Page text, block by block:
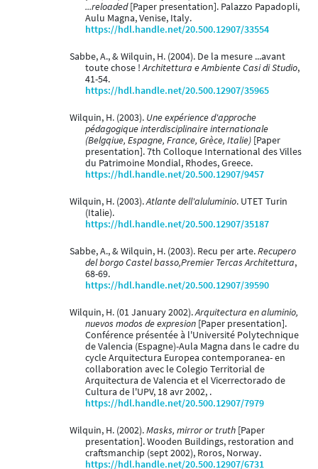
...reloaded[Paper presentation]. Palazzo Papadopli,
Aulu Magna, Venise, Italy.
https://hdl.handle.net/20.500.12907/33554
Sabbe, A., & Wilquin, H. (2004). De la mesure ...avant
toute chose !Architettura e Ambiente Casi di Studio,
41-54.
https://hdl.handle.net/20.500.12907/35965
Wilquin, H. (2003). Une expérience d'approche
pédagogique interdisciplinaire internationale
(Belgqiue, Espagne, France, Grèce, Italie) [Paper
presentation]. 7th Colloque International des Villes
du Patrimoine Mondial, Rhodes, Greece.
https://hdl.handle.net/20.500.12907/9457
Wilquin, H. (2003).Atlante dell'aluluminio. UTET Turin
(Italie).
https://hdl.handle.net/20.500.12907/35187
Sabbe, A., & Wilquin, H. (2003). Recu per arte.Recupero
del borgo Castel basso,Premier Tercas Architettura,
68-69.
https://hdl.handle.net/20.500.12907/39590
Wilquin, H. (01 January 2002).Arquitectura en aluminio,
nuevos modos de expresion [Paper presentation].
Conférence présentée à l'Université Polytechnique
de Valencia (Espagne)-Aula Magna dans le cadre du
cycle Arquitectura Europea contemporanea- en
collaboration avec le Colegio Territorial de
Arquitectura de Valencia et el Vicerrectorado de
Cultura de l'UPV, 18 avr 2002, .
https://hdl.handle.net/20.500.12907/7979
Wilquin, H. (2002).Masks, mirror or truth[Paper
presentation]. Wooden Buildings, restoration and
craftsmanchip (sept 2002), Roros, Norway.
https://hdl.handle.net/20.500.12907/6731